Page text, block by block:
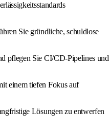
Sie gründliche, schuldlose
pflegen Sie CI/CD-Pipelines und
einem tiefen Fokus auf
Lösungen zu entwerfen